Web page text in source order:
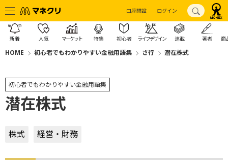
口座開設 ログイン
新着 人気 マーケット 特集 初心者 ライフデザイン 連載 著者 商
HOME 初心者でもわかりやすい金融用語集 さ行 潜在株式
初心者でもわかりやすい金融用語集
潜在株式
株式 経営・財務